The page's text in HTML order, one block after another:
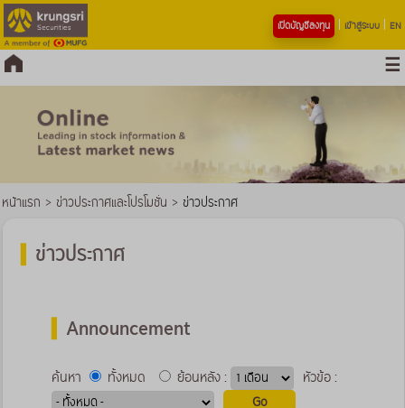
เปิดบัญชีลงทุน เข้าสู่ระบบ EN
หน้าแรก > ข่าวประกาศและโปรโมชั่น > ข่าวประกาศ
ข่าวประกาศ
Announcement
ค้นหา ทั้งหมด ย้อนหลัง : หัวข้อ :